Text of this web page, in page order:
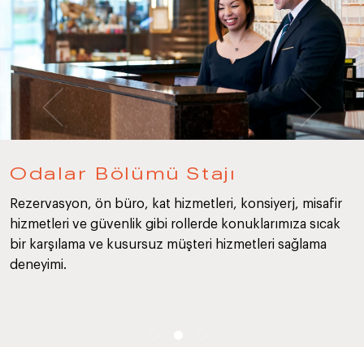
Odalar Bölümü Stajı
Rezervasyon, ön büro, kat hizmetleri, konsiyerj, misafir
hizmetleri ve güvenlik gibi rollerde konuklarımıza sıcak
bir karşılama ve kusursuz müşteri hizmetleri sağlama
deneyimi.